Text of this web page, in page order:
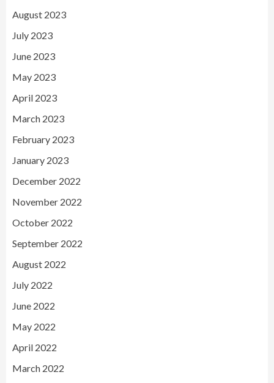
August 2023
July 2023
June 2023
May 2023
April 2023
March 2023
February 2023
January 2023
December 2022
November 2022
October 2022
September 2022
August 2022
July 2022
June 2022
May 2022
April 2022
March 2022